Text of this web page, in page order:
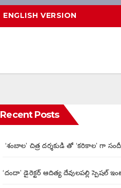
ENGLISH VERSION
Recent Posts
‘శంబాల’ చిత్ర దర్శకుడి తో ‘కరికాల’ గా
‘దందా’ డైరెక్ట‌ర్ ఆదిత్య దేవులపల్లి స్పెషల్